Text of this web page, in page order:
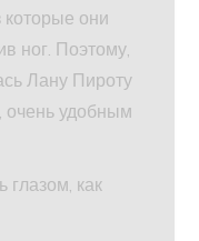
которые они
ног. Поэтому,
Лану Пироту
очень удобным
как